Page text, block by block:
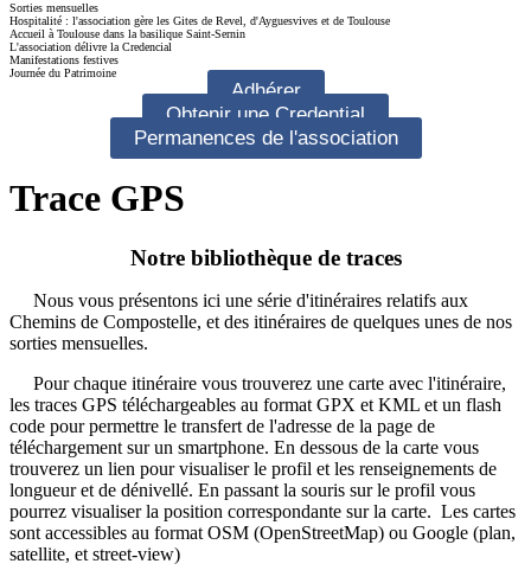
Sorties mensuelles
Hospitalité : l'association gère les Gites de Revel, d'Ayguesvives et de Toulouse
Accueil à Toulouse dans la basilique Saint-Sernin
L'association délivre la Credencial
Manifestations festives
Journée du Patrimoine
Adhérer
Obtenir une Credential
Permanences de l'association
Trace GPS
Notre bibliothèque de traces
Nous vous présentons ici une série d'itinéraires relatifs aux
Chemins de Compostelle, et des itinéraires de quelques unes de nos
sorties mensuelles.
Pour chaque itinéraire vous trouverez une carte avec l'itinéraire,
les traces GPS téléchargeables au format GPX et KML et un flash
code pour permettre le transfert de l'adresse de la page de
téléchargement sur un smartphone. En dessous de la carte vous
trouverez un lien pour visualiser le profil et les renseignements de
longueur et de dénivellé. En passant la souris sur le profil vous
pourrez visualiser la position correspondante sur la carte. Les cartes
sont accessibles au format OSM (OpenStreetMap) ou Google (plan,
satellite, et street-view)